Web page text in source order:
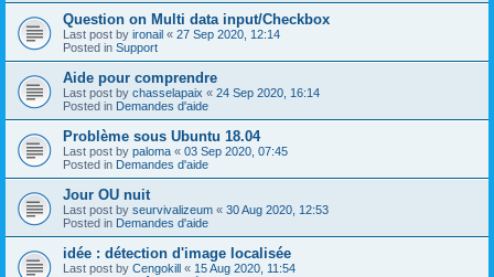
Question on Multi data input/Checkbox
Last post by ironail « 27 Sep 2020, 12:14
Posted in Support
Aide pour comprendre
Last post by chasselapaix « 24 Sep 2020, 16:14
Posted in Demandes d'aide
Problème sous Ubuntu 18.04
Last post by paloma « 03 Sep 2020, 07:45
Posted in Demandes d'aide
Jour OU nuit
Last post by seurvivalizeum « 30 Aug 2020, 12:53
Posted in Demandes d'aide
idée : détection d'image localisée
Last post by Cengokill « 15 Aug 2020, 11:54